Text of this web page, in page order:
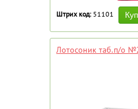
Штрих код: 51101
Лотосоник таб.п/о